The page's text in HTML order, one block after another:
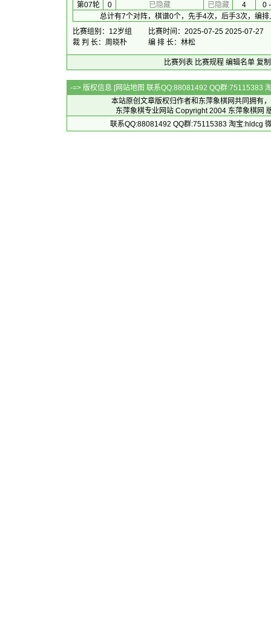
第07轮
0 已隐藏 已隐藏 4
0
总计有7个对阵，棋谱0个，先手4次，后手3次，编
比赛组别：12岁组
比赛时间：2025-07-25 2025-07-27
裁 判 长：周晓朴
编 排 长：林松
比赛列表 比赛规程 编辑名单 复
-=> 版权信息 [网站地图 联系QQ:88081492 QQ群:75115383
本站原创文章版权归作者和 东萍象棋网共同拥有
东萍象棋专业网站 Copyright 2004 东萍象棋网
联系QQ:88081492 QQ群:75115383 淘宝:hldcg